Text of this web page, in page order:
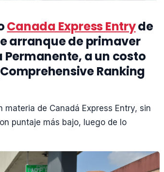
Canada Express Entryde
arranque de primaver
a un costo
Ranking
de Canadá Express Entry, sin
puntaje más bajo, luego de lo